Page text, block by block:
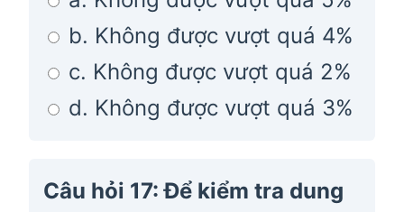
b. Không được vượt quá 4%
c. Không được vượt quá 2%
d. Không được vượt quá 3%
Câu hỏi 17: Để kiểm tra dung